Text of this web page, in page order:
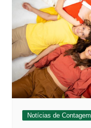
Notícias de Contagem